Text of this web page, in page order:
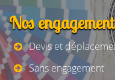
Nos
Devis et
Sans engagement